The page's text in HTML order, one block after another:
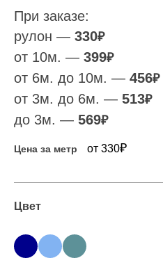
При заказе:
рулон — 330₽
от 10м. — 399₽
от 6м. до 10м. — 456₽
от 3м. до 6м. — 513₽
до 3м. — 569₽
Цена за метр от 330₽
Цвет